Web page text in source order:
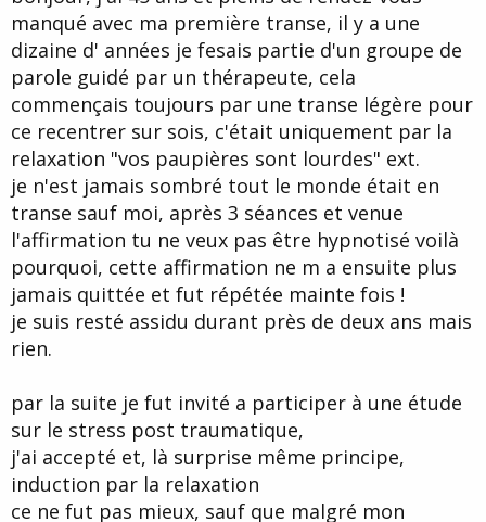
d
e
a
d
i
c
u
s
i
o
t
manqué avec ma première transe, il y a une
dizaine d' années je fesais partie d'un groupe de
parole guidé par un thérapeute, cela
commençais toujours par une transe légère pour
ce recentrer sur sois, c'était uniquement par la
relaxation "vos paupières sont lourdes" ext.
je n'est jamais sombré tout le monde était en
transe sauf moi, après 3 séances et venue
l'affirmation tu ne veux pas être hypnotisé voilà
pourquoi, cette affirmation ne m a ensuite plus
jamais quittée et fut répétée mainte fois !
je suis resté assidu durant près de deux ans mais
rien.
par la suite je fut invité a participer à une étude
sur le stress post traumatique,
j'ai accepté et, là surprise même principe,
induction par la relaxation
ce ne fut pas mieux, sauf que malgré mon